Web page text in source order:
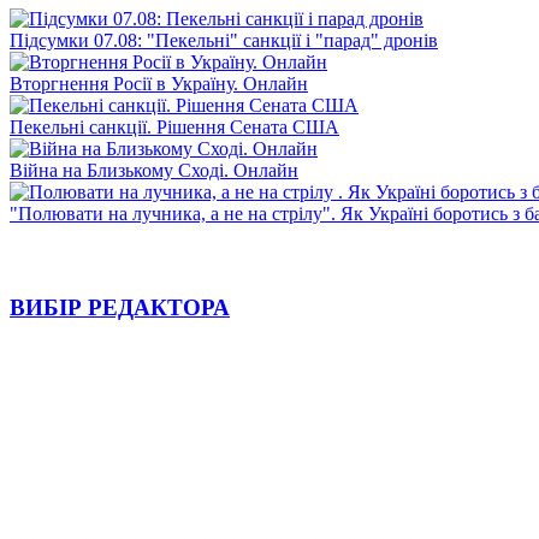
Підсумки 07.08: "Пекельні" санкції і "парад" дронів
Вторгнення Росії в Україну. Онлайн
Пекельні санкції. Рішення Сената США
Війна на Близькому Сході. Онлайн
"Полювати на лучника, а не на стрілу". Як Україні боротись з
ВИБІР РЕДАКТОРА